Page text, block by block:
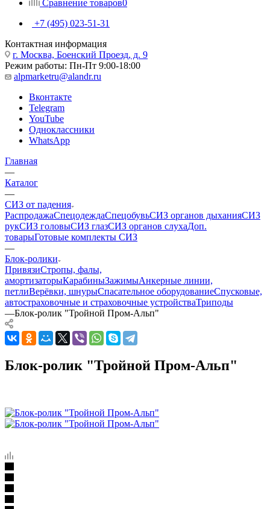
Сравнение товаров0
+7 (495) 023-51-31
Контактная информация
г. Москва, Боенский Проезд, д. 9
Режим работы: Пн-Пт 9:00-18:00
alpmarketru@alandr.ru
Вконтакте
Telegram
YouTube
Одноклассники
WhatsApp
Главная
—
Каталог
—
СИЗ от падения
РаспродажаСпецодеждаСпецобувьСИЗ органов дыханияСИЗ
рукСИЗ головыСИЗ глазСИЗ органов слухаДоп.
товарыГотовые комплекты СИЗ
—
Блок-ролики
ПривязиСтропы, фалы,
амортизаторыКарабиныЗажимыАнкерные линии,
петлиВерёвки, шнурыСпасательное оборудованиеСпусковые,
автостраховочные и страховочные устройстваТриподы
—Блок-ролик "Тройной Пром-Альп"
Блок-ролик "Тройной Пром-Альп"